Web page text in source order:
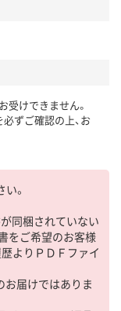
受けできません。
必ずご確認の上、お
。
同梱されていない
をご希望のお客様
よりＰＤＦファイ
お届けではありま